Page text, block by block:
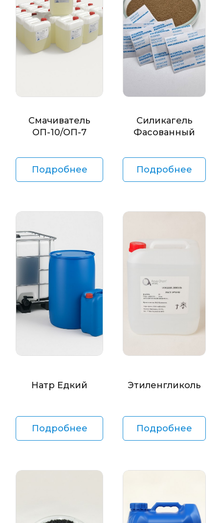
Смачиватель
ОП-10/ОП-7
Подробнее
Силикагель
Фасованный
Подробнее
Натр Едкий
Подробнее
Этиленгликоль
Подробнее